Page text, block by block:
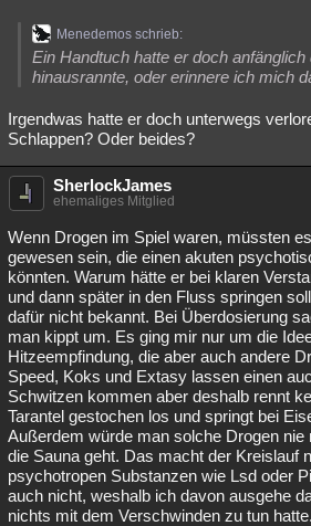
Menedemos schrieb:
Ein Handtuch hatte er doch anfänglich
hinausrannte, oder erinnere ich mich
Irgendwas hatte er doch unterwegs
Schlappen? Oder beides?
SherlockJames
ehemaliges Mitglied
Wenn Drogen im Spiel waren, müssten
gewesen sein, die einen akuten
könnten. Warum hätte er bei klaren
und dann später in den Fluss springen
dafür nicht bekannt. Bei Überdosierung
man kippt um. Es ging mir nur um die
Hitzeempfindung, die aber auch andere
Speed, Koks und Extasy lassen einen
Schwitzen kommen aber deshalb rennt
Tarantel gestochen los und springt bei
Außerdem würde man solche Drogen nie
die Sauna geht. Das macht der Kreislauf
psychotropen Substanzen wie Lsd oder
auch nicht, weshalb ich davon ausgehe
nichts mit dem Verschwinden zu tun hatte.